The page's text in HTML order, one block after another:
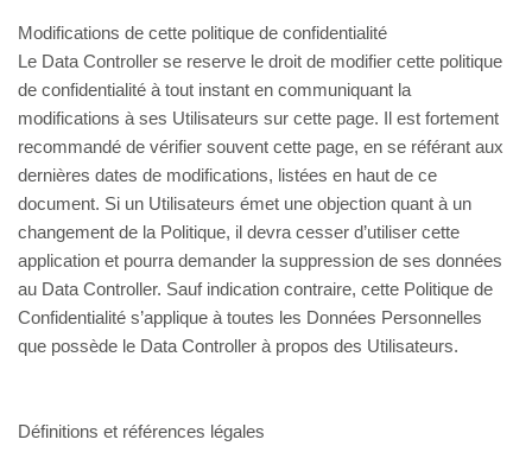
Modifications de cette politique de confidentialité
Le Data Controller se reserve le droit de modifier cette politique
de confidentialité à tout instant en communiquant la
modifications à ses Utilisateurs sur cette page. Il est fortement
recommandé de vérifier souvent cette page, en se référant aux
dernières dates de modifications, listées en haut de ce
document. Si un Utilisateurs émet une objection quant à un
changement de la Politique, il devra cesser d’utiliser cette
application et pourra demander la suppression de ses données
au Data Controller. Sauf indication contraire, cette Politique de
Confidentialité s’applique à toutes les Données Personnelles
que possède le Data Controller à propos des Utilisateurs.
Définitions et références légales